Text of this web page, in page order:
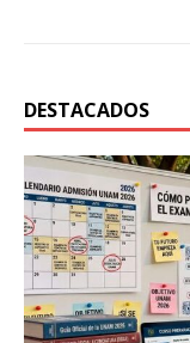
DESTACADOS